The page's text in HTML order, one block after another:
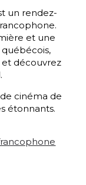
un rendez-
et une
québécois,
découvrez
cinéma de
étonnants.